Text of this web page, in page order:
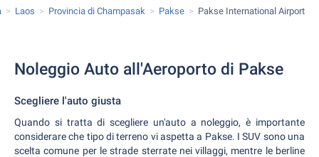
Laos Provincia di Champasak Pakse Pakse International Airport
Noleggio Auto all'Aeroporto di Pakse
Scegliere l'auto giusta
Quando si tratta di scegliere un'auto a noleggio, è importante
considerare che tipo di terreno vi aspetta a Pakse. I SUV sono una
scelta comune per le strade sterrate nei villaggi, mentre le berline